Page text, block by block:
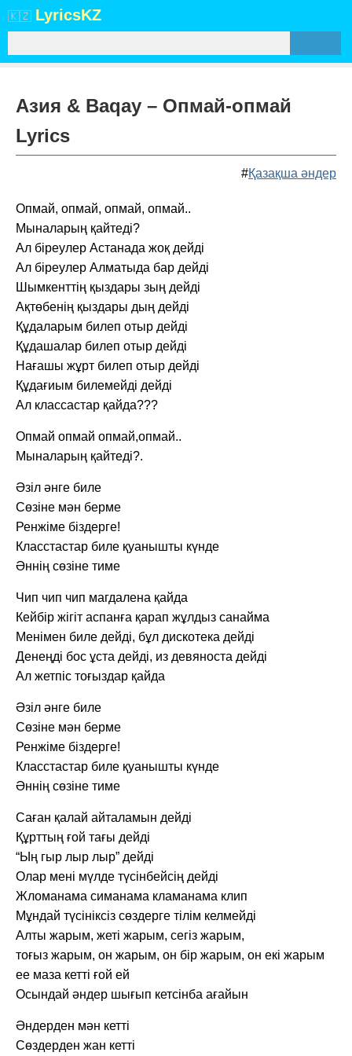
🇰🇿 LyricsKZ
Азия & Baqay – Опмай-опмай
Lyrics
#Қазақша әндер
Опмай, опмай, опмай, опмай..
Мыналарың қайтеді?
Ал біреулер Астанада жоқ дейді
Ал біреулер Алматыда бар дейді
Шымкенттің қыздары зың дейді
Ақтөбенің қыздары дың дейді
Құдаларым билеп отыр дейді
Құдашалар билеп отыр дейді
Нағашы жұрт билеп отыр дейді
Құдағиым билемейді дейді
Ал классастар қайда???
Опмай опмай опмай,опмай..
Мыналарың қайтеді?.
Əзіл əнге биле
Сөзіне мəн берме
Ренжіме біздерге!
Класстастар биле қуанышты күнде
Əннің сөзіне тиме
Чип чип чип магдалена қайда
Кейбір жігіт аспанға қарап жұлдыз санайма
Менімен биле дейді, бұл дискотека дейді
Денеңді бос ұста дейді, из девяноста дейді
Ал жетпіс тоғыздар қайда
Əзіл əнге биле
Сөзіне мəн берме
Ренжіме біздерге!
Класстастар биле қуанышты күнде
Əннің сөзіне тиме
Саған қалай айталамын дейді
Құрттың ғой тағы дейді
“Ың гыр лыр лыр” дейді
Олар мені мүлде түсінбейсің дейді
Жломанама симанама кламанама клип
Мұндай түсініксіз сөздерге тілім келмейді
Алты жарым, жеті жарым, сегіз жарым,
тоғыз жарым, он жарым, он бір жарым, он екі жарым
ее маза кетті ғой ей
Осындай əндер шығып кетсінба ағайын
Əндерден мəн кетті
Сөздерден жан кетті